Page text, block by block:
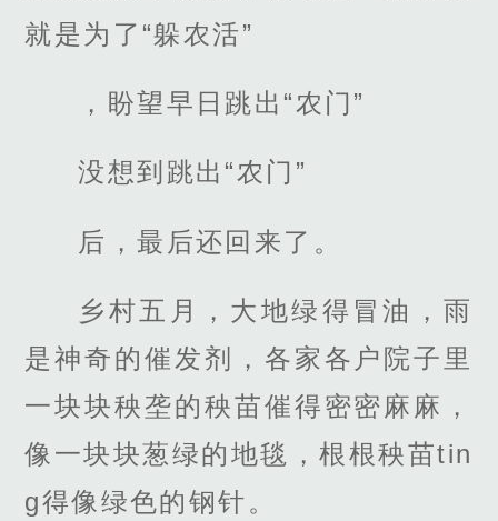
就是为了“躲农活”
，盼望早日跳出“农门”
没想到跳出“农门”
后，最后还回来了。
乡村五月，大地绿得冒油，雨
是神奇的催发剂，各家各户院子里
一块块秧垄的秧苗催得密密麻麻，
像一块块葱绿的地毯，根根秧苗tin
g得像绿色的钢针。